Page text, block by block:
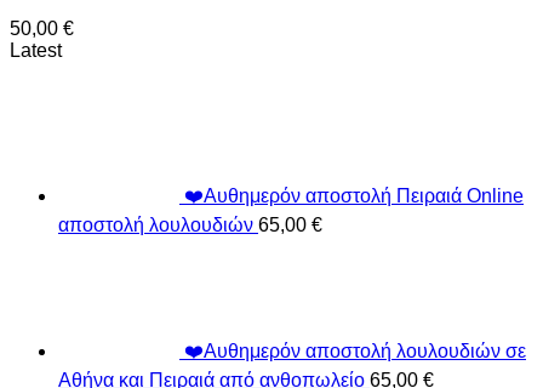
50,00 €
Latest
❤️Αυθημερόν αποστολή Πειραιά Online
αποστολή λουλουδιών 65,00 €
❤️Αυθημερόν αποστολή λουλουδιών σε
Αθήνα και Πειραιά από ανθοπωλείο 65,00 €